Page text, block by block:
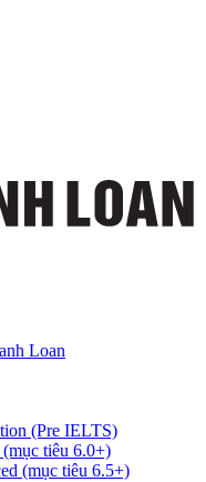
Loan
(Pre IELTS)
tiêu 6.0+)
(mục tiêu 6.5+)